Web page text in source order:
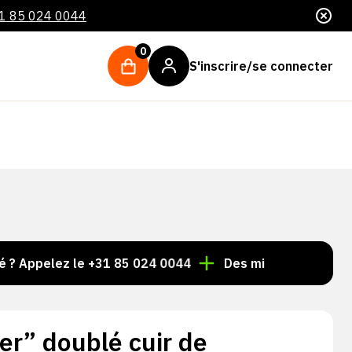
85 024 0044
0
S'inscrire/se connecter
le +31 85 024 0044 Des milliers d'articles
doublé cuir de